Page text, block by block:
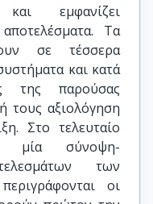
εμφανίζει
Τα
σε τέσσερα
και κατά
της παρούσας
τους αξιολόγηση
Στο τελευταίο
μία σύνοψη-
των
οι